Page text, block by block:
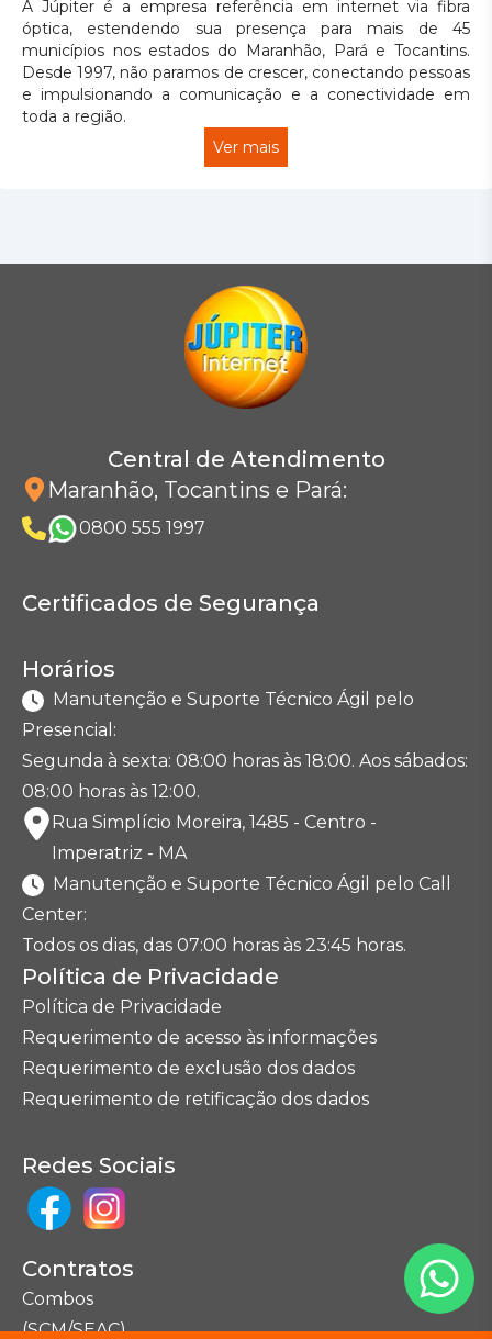
A Júpiter é a empresa referência em internet via fibra
óptica, estendendo sua presença para mais de 45
municípios nos estados do Maranhão, Pará e Tocantins.
Desde 1997, não paramos de crescer, conectando pessoas
e impulsionando a comunicação e a conectividade em
toda a região.
Ver mais
Central de Atendimento
Maranhão, Tocantins e Pará:
0800 555 1997
Certificados de Segurança
Horários
Manutenção e Suporte Técnico Ágil pelo
Presencial:
Segunda à sexta: 08:00 horas às 18:00. Aos sábados:
08:00 horas às 12:00.
Rua Simplício Moreira, 1485 - Centro -
Imperatriz - MA
Manutenção e Suporte Técnico Ágil pelo Call
Center:
Todos os dias, das 07:00 horas às 23:45 horas.
Política de Privacidade
Política de Privacidade
Requerimento de acesso às informações
Requerimento de exclusão dos dados
Requerimento de retificação dos dados
Redes Sociais
Contratos
Combos
(SCM/SEAC)